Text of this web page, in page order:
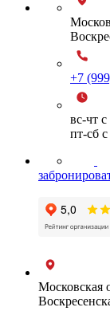
+7
вс-чт
пт-сб
Московская